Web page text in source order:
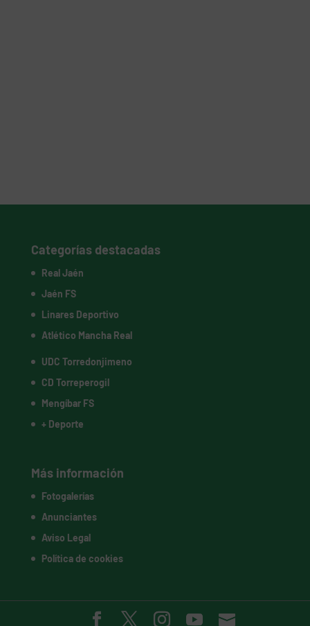
Categorías destacadas
Real Jaén
Jaén FS
Linares Deportivo
Atlético Mancha Real
UDC Torredonjimeno
CD Torreperogil
Mengíbar FS
+ Deporte
Más información
Fotogalerías
Anunciantes
Aviso Legal
Política de cookies